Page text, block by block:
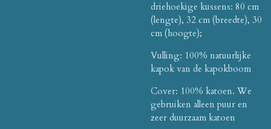
driehoekige kussens: 80 cm
(lengte), 32 cm (breedte), 30
cm (hoogte);
Vulling: 100% natuurlijke
kapok van de kapokboom
Cover: 100% katoen. We
gebruiken alleen puur en
zeer duurzaam katoen